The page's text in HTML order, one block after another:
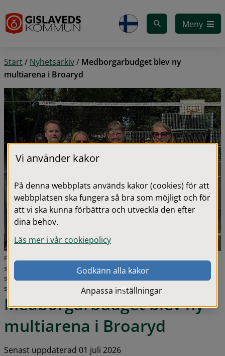
Meny
Start/ Nyhetsarkiv/ Medborgarbudget blev ny
multiarena i Broaryd
Från vänster: Anders Petersson och Emma Stenberg Greek, Broaryds
samhällsförening, Marie Johansson (S), ordf.
samhällsutvecklingsnämnden, Josefin Backsten, VD Södra Hestra
sparbank.
Medborgarbudget blev ny
multiarena i Broaryd
Senast uppdaterad 01 juli 2026
Vi använder kakor
På denna webbplats används kakor (cookies) för att
webbplatsen ska fungera så bra som möjligt och för
att vi ska kunna förbättra och utveckla den efter
dina behov.
Läs mer i vår cookiepolicy
Godkänn alla kakor
Anpassa inställningar